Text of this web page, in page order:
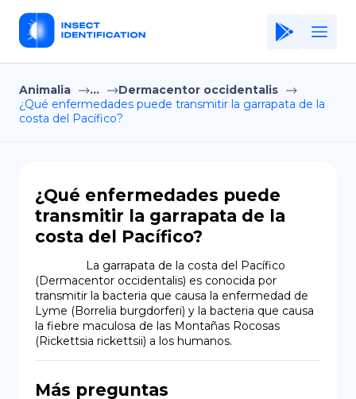
Home
Application
Privacy Policy
ES
EN
FR
Animalia ...
Dermacentor occidentalis
¿Qué enfermedades puede transmitir la garrapata de la
costa del Pacífico?
¿Qué enfermedades puede
transmitir la garrapata de la
costa del Pacífico?
(Dermacentor occidentalis) es conocida por
transmitir la bacteria que causa la enfermedad de
Lyme (Borrelia burgdorferi) y la bacteria que causa
la fiebre maculosa de las Montañas Rocosas
(Rickettsia rickettsii) a los humanos.
Más preguntas